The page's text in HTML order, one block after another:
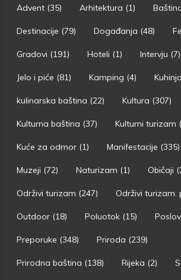
Advent (35) Arhitektura (1)
Destinacije (79) Događanja (48)
Gradovi (191) Hoteli (1) Intervju (7)
Jelo i piće (81) Kamping (4) Kuhinja
kulinarska baština (22) Kultura (307)
Kulturna baština (37) Kulturni turizam
Kuće za odmor (1) Manifestacije (335)
Muzeji (72) Naturizam (1) Običaji
Održivi turizam (247) Održivi turizam.
Outdoor (18) Poluotok (15)
Preporuke (348) Priroda (239)
Prirodna baština (138) Rijeka (2)